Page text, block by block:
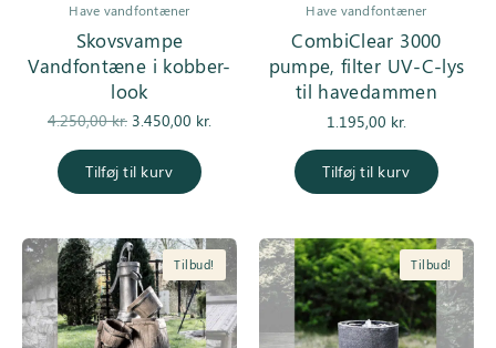
Have vandfontæner
Skovsvampe
Vandfontæne i kobber-
look
4.250,00kr.
Den
pris var:
4.250,00 kr..
3.450,00 kr.
Tilføj til kurv
Have vandfontæner
CombiClear 3000
pumpe, filter UV-C-lys
til havedammen
1.195,00 kr.
Tilføj til kurv
Tilbud! Tilbud!